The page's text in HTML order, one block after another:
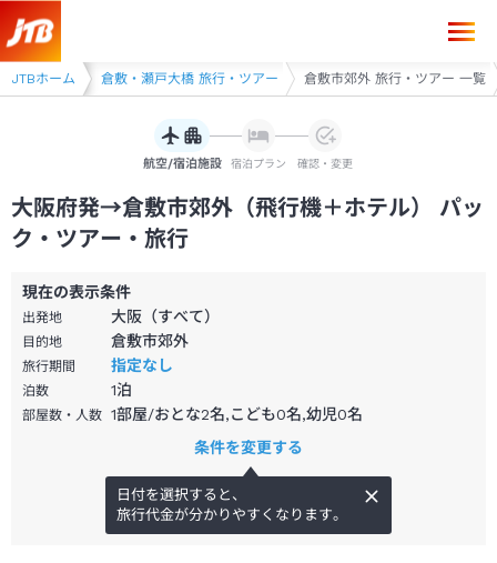
JTBホーム
行・ツアー 倉敷・瀬戸大橋 旅行・ツアー 倉敷市郊外 旅行・ツアー 一覧
航空/宿泊施設 宿泊プラン 確認・変更
大阪府発→倉敷市郊外（飛行機＋ホテル） パッ
ク・ツアー・旅行
現在の表示条件
出発地 大阪（すべて）
目的地 倉敷市郊外
旅行期間 指定なし
泊数 1泊
部屋数・人数 1部屋/おとな2名,こども0名,幼児0名
条件を変更する
日付を選択すると、
旅行代金が分かりやすくなります。